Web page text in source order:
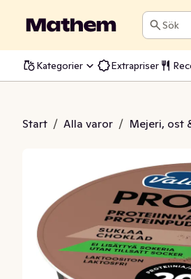
Sök
Kategorier Extrapriser
Start / Alla varor / Mejeri, ost
Choklad